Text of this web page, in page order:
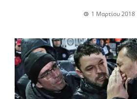
1 Μαρτίου 2018